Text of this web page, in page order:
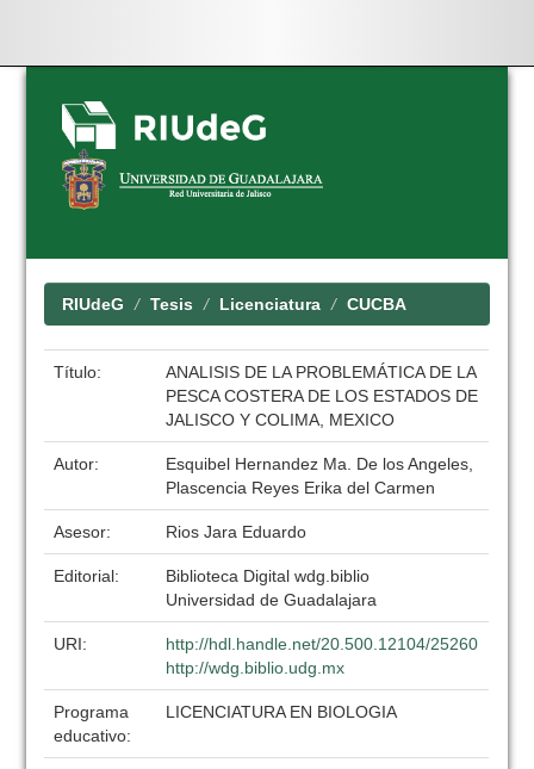
Skip
navigation
RIUdeG Tesis Licenciatura CUCBA
Título:
ANALISIS DE LA PROBLEMÁTICA DE LA
PESCA COSTERA DE LOS ESTADOS DE
JALISCO Y COLIMA, MEXICO
Autor:
Esquibel Hernandez Ma. De los Angeles,
Plascencia Reyes Erika del Carmen
Asesor: Rios Jara Eduardo
Editorial:
Biblioteca Digital wdg.biblio
Universidad de Guadalajara
URI:
http://hdl.handle.net/20.500.12104/25260
http://wdg.biblio.udg.mx
Programa
educativo:
LICENCIATURA EN BIOLOGIA